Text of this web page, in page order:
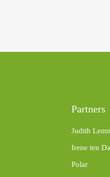
Partners
Judith
Irene ten
Polar